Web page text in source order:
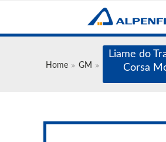
Home GM
Liame do
Corsa